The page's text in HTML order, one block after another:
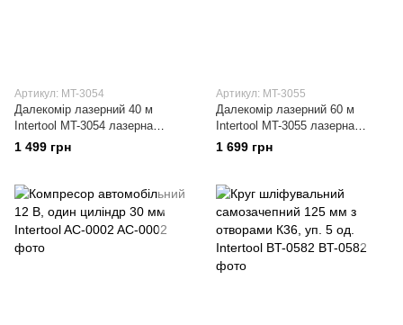
Артикул: MT-3054
Далекомір лазерний 40 м
Intertool MT-3054 лазерна
рулетка
1 499 грн
Артикул: MT-3055
Далекомір лазерний 60 м
Intertool MT-3055 лазерна
рулетка
1 699 грн